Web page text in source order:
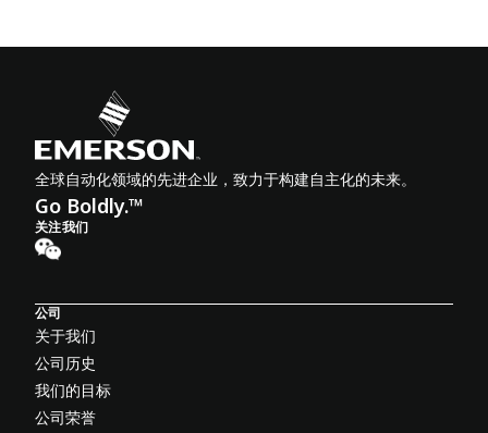
全球自动化领域的先进企业，致力于构建自主化的未来。
Go Boldly.™
关注我们
公司
关于我们
公司历史
我们的目标
公司荣誉